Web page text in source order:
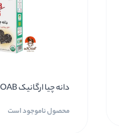
دانه چیا ارگانیک OAB
محصول ناموجود است